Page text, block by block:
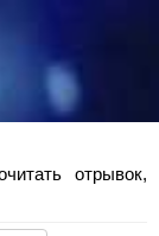
отрывок,